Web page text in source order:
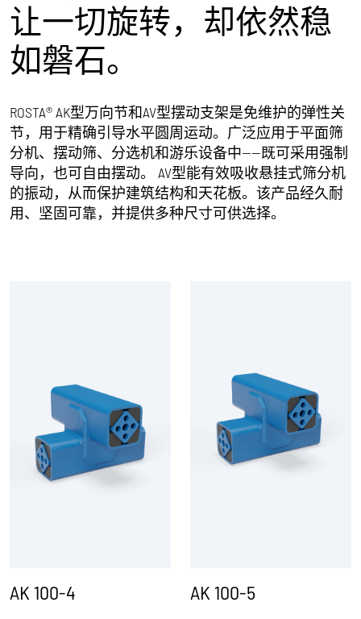
让一切旋转，却依然稳
如磐石。
ROSTA® AK型万向节和AV型摆动支架是免维护的弹性关
节，用于精确引导水平圆周运动。广泛应用于平面筛
分机、摆动筛、分选机和游乐设备中——既可采用强制
导向，也可自由摆动。 AV型能有效吸收悬挂式筛分机
的振动，从而保护建筑结构和天花板。该产品经久耐
用、坚固可靠，并提供多种尺寸可供选择。
AK 100-4 AK 100-5